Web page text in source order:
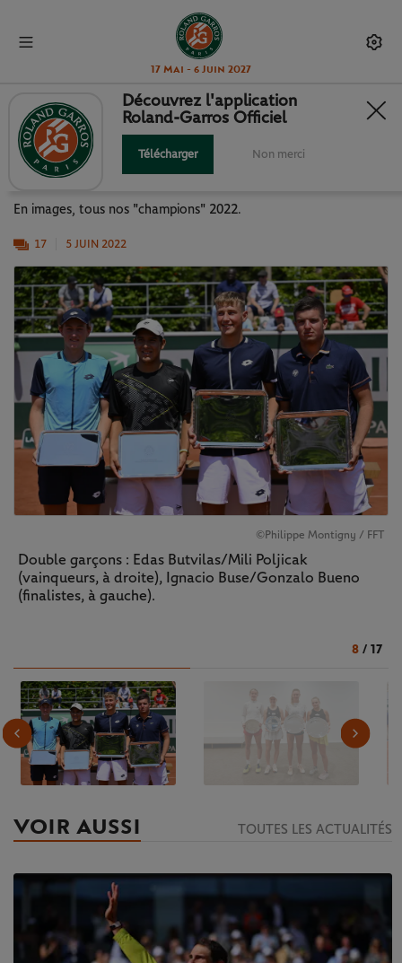
17 Mai - 6 Juin 2027
LES VAINQUEURS DE CETTE
ÉDITION 2022
En images, tous nos "champions" 2022.
17 5 JUIN 2022
©Philippe Montigny / FFT
Double garçons : Edas Butvilas/Mili Poljicak
(vainqueurs, à droite), Ignacio Buse/Gonzalo Bueno
(finalistes, à gauche).
8 / 17
VOIR AUSSI TOUTES LES ACTUALITÉS
Découvrez l'application
Roland-Garros Officiel
Télécharger Non merci